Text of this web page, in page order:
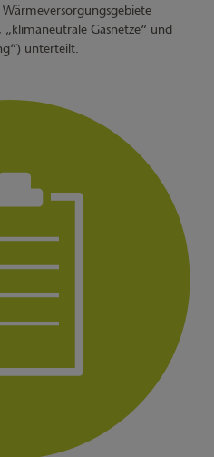
Gasnetze“ und
unterteilt.